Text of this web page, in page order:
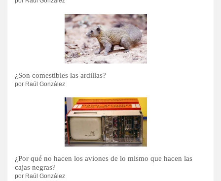
¿Son comestibles las ardillas?
por Raúl González
¿Por qué no hacen los aviones de lo mismo que hacen las
cajas negras?
por Raúl González